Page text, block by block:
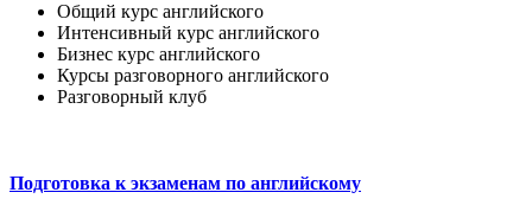
Общий курс английского
Интенсивный курс английского
Бизнес курс английского
Курсы разговорного английского
Разговорный клуб
Подготовка к экзаменам по английскому